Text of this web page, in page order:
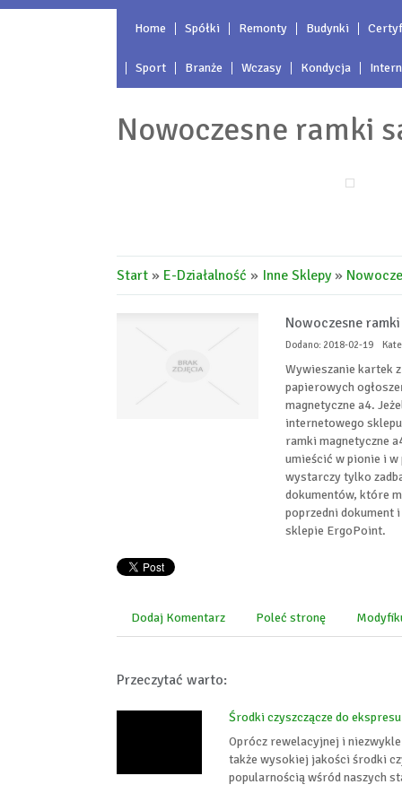
Home Spółki Remonty Budynki
Sport Branże Wczasy Kondycja
Nowoczesne ramki
Start » E-Działalność » Inne Sklepy»
Nowoczesne
Dodano: 2018-02-19
Wywieszanie kartek
papierowych
magnetyczne a4.
internetowego
ramki magnetyczne
umieścić w pionie i
wystarczy tylko
dokumentów, które
poprzedni dokument
sklepie ErgoPoint.
Dodaj Komentarz Poleć stronę
Przeczytać warto:
Środki czyszczącze do ekspresu
Oprócz rewelacyjnej i
także wysokiej jakości środki
popularnością wśród naszych